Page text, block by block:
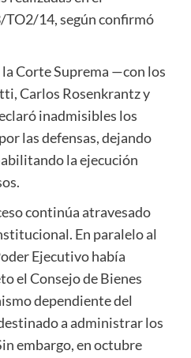
14, según confirmó
la Corte Suprema —con los
Carlos Rosenkrantz y
inadmisibles los
las defensas, dejando
la ejecución
continúa atravesado
En paralelo al
Ejecutivo había
el Consejo de Bienes
dependiente del
a administrar los
embargo, en octubre